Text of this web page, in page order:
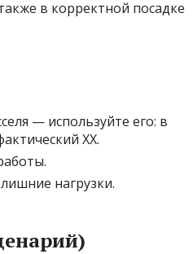
в корректной посадке
— используйте его: в
ХХ.
нагрузки.